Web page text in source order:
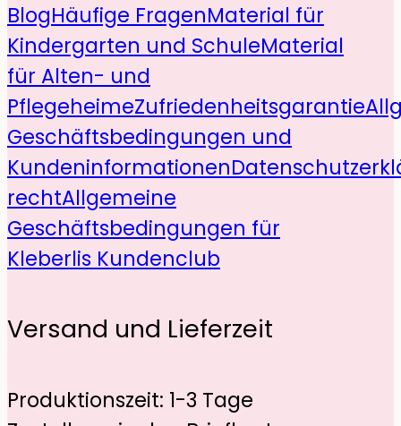
BlogHäufige FragenMaterial für
Kindergarten und SchuleMaterial
für Alten- und
PflegeheimeZufriedenheitsgarantie
Geschäftsbedingungen und
Kundeninformationen
rechtAllgemeine
Geschäftsbedingungen für
Kleberlis Kundenclub
Versand und Lieferzeit
Produktionszeit: 1-3 Tage